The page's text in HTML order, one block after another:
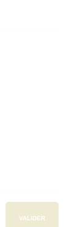
VALIDER